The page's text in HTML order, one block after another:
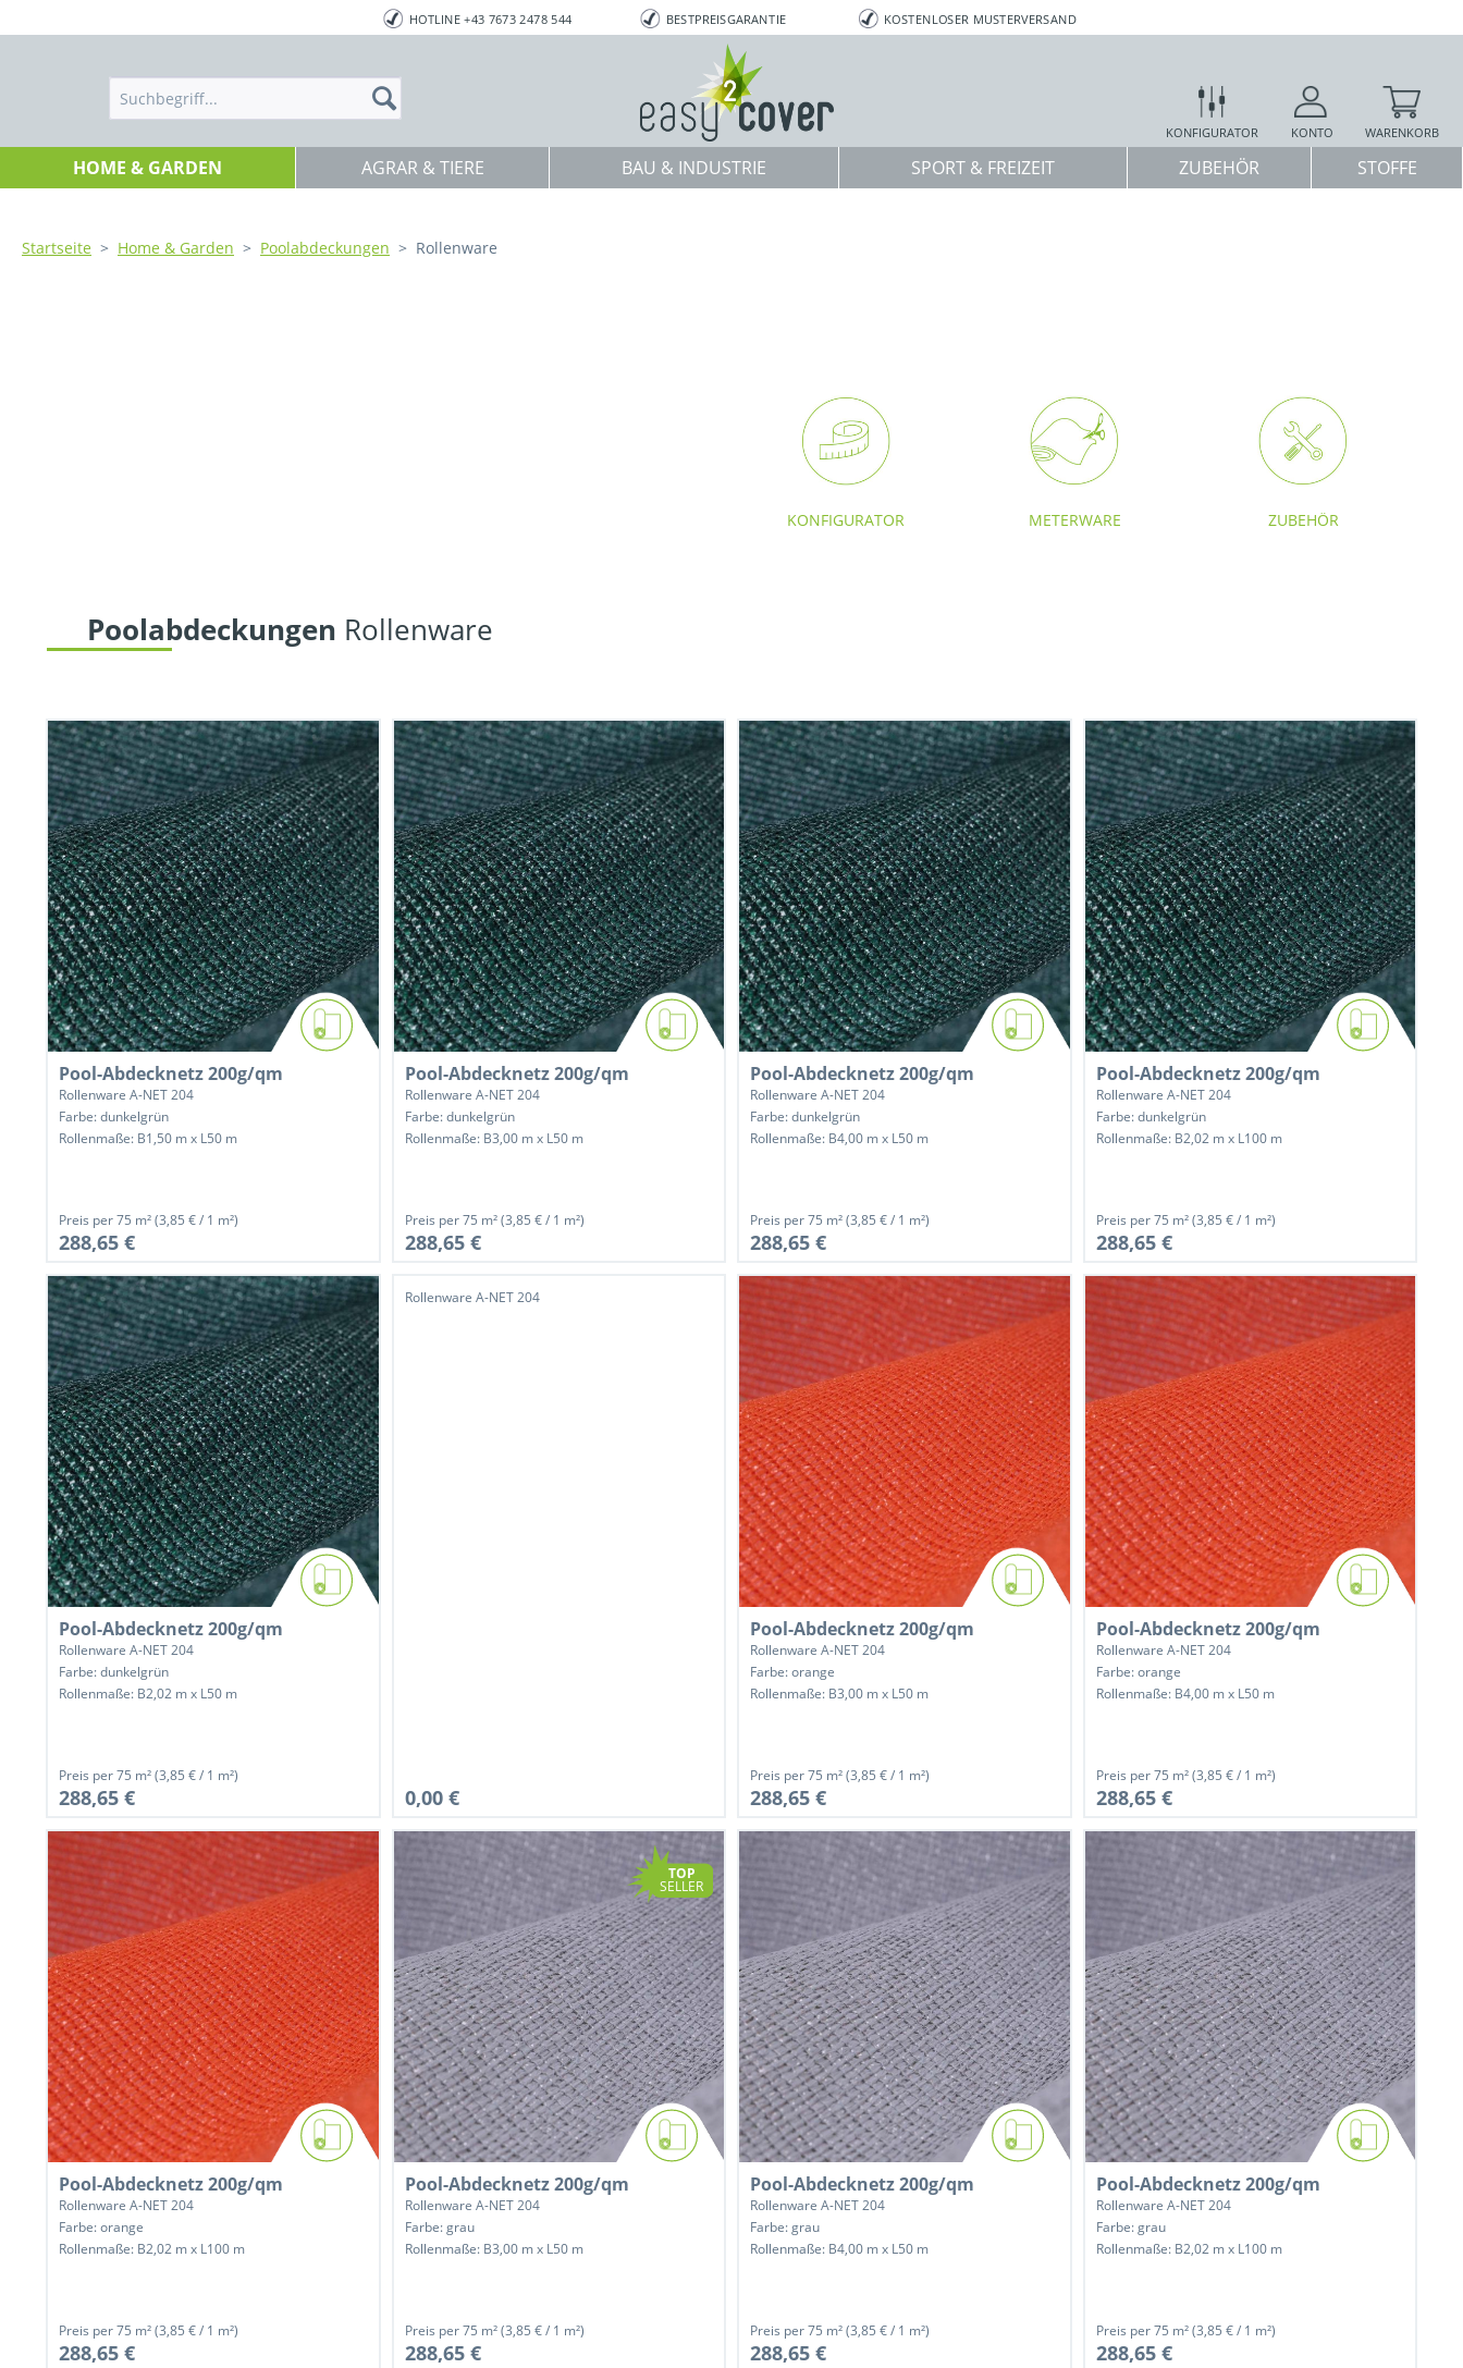
HOTLINE +43 7673 2478 544 BESTPREISGARANTIE KOSTENLOSER MUSTERVERSAND
KONFIGURATOR KONTO WARENKORB
HOME & GARDEN AGRAR & TIERE BAU & INDUSTRIE SPORT & FREIZEIT ZUBEHÖR STOFFE
Startseite > Home & Garden > Poolabdeckungen > Rollenware
KONFIGURATOR METERWARE ZUBEHÖR
Poolabdeckungen Rollenware
Pool-Abdecknetz 200g/qm
Rollenware A-NET 204
Farbe: dunkelgrün
Rollenmaße: B1,50 m x L50 m
Preis per75 m²(3,85 € / 1 m²)
288,65 €
Pool-Abdecknetz 200g/qm
Rollenware A-NET 204
Farbe: dunkelgrün
Rollenmaße: B4,00 m x L50 m
Preis per75 m²(3,85 € / 1 m²)
288,65 €
Pool-Abdecknetz 200g/qm
Rollenware A-NET 204
Farbe: dunkelgrün
Rollenmaße: B3,00 m x L50 m
Preis per75 m²(3,85 € / 1 m²)
288,65 €
Pool-Abdecknetz 200g/qm
Rollenware A-NET 204
Farbe: dunkelgrün
Rollenmaße: B2,02 m x L50 m
Preis per75 m²(3,85 € / 1 m²)
288,65 €
Pool-Abdecknetz 200g/qm
Rollenware A-NET 204
Farbe: dunkelgrün
Rollenmaße: B2,02 m x L100 m
Preis per75 m²(3,85 € / 1 m²)
288,65 €
Pool-Abdecknetz 200g/qm
Rollenware A-NET 204
Farbe: orange
Rollenmaße: B3,00 m x L50 m
Preis per75 m²(3,85 € / 1 m²)
288,65 €
Rollenware A-NET 204
0,00 €
Pool-Abdecknetz 200g/qm
Rollenware A-NET 204
Farbe: orange
Rollenmaße: B2,02 m x L100 m
Preis per75 m²(3,85 € / 1 m²)
288,65 €
Pool-Abdecknetz 200g/qm
Rollenware A-NET 204
Farbe: orange
Rollenmaße: B4,00 m x L50 m
Preis per75 m²(3,85 € / 1 m²)
288,65 €
Pool-Abdecknetz 200g/qm
Rollenware A-NET 204
Farbe: grau
Rollenmaße: B4,00 m x L50 m
Preis per75 m²(3,85 € / 1 m²)
288,65 €
TOP
SELLER
Pool-Abdecknetz 200g/qm
Rollenware A-NET 204
Farbe: grau
Rollenmaße: B3,00 m x L50 m
Preis per75 m²(3,85 € / 1 m²)
288,65 €
Pool-Abdecknetz 200g/qm
Rollenware A-NET 204
Farbe: grau
Rollenmaße: B2,02 m x L100 m
Preis per75 m²(3,85 € / 1 m²)
288,65 €